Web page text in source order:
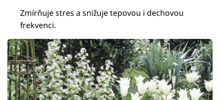
Zmírňuje stres a snižuje tepovou i dechovou
frekvenci.